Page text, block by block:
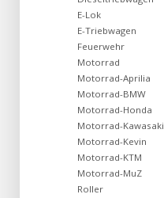
E-Lok
E-Triebwagen
Feuerwehr
Motorrad
Motorrad-Aprilia
Motorrad-BMW
Motorrad-Honda
Motorrad-Kawasaki
Motorrad-Kevin
Motorrad-KTM
Motorrad-MuZ
Roller